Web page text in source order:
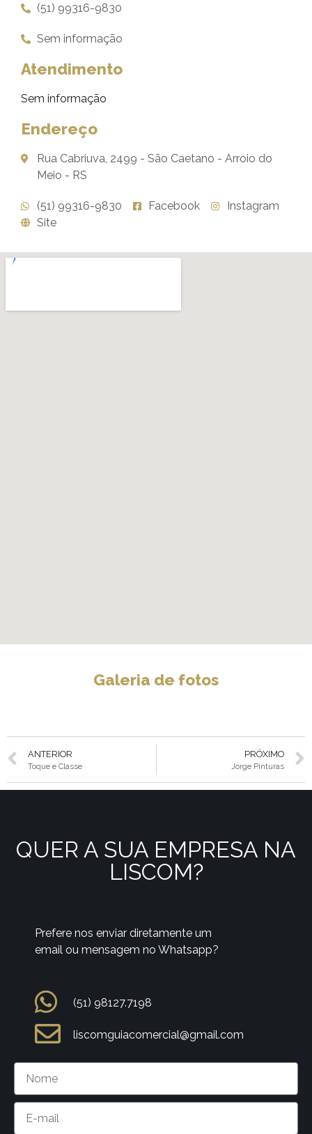
(51) 99316-9830
Sem informação
Atendimento
Sem informação
Endereço
Rua Cabriuva, 2499 - São Caetano - Arroio do
Meio - RS
(51) 99316-9830 Facebook
Instagram
Site
Galeria de fotos
ANTERIOR
Toque e Classe
PRÓXIMO
Jorge Pinturas
QUER A SUA EMPRESA NA
LISCOM?
Prefere nos enviar diretamente um
email ou mensagem no Whatsapp?
(51) 98127.7198
liscomguiacomercial@gmail.com